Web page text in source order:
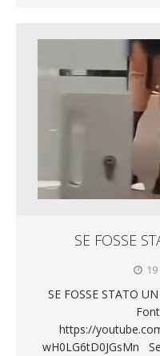
SE FOSSE
SE FOSSE STATO
https://
wH0LG6tD0JGsMn